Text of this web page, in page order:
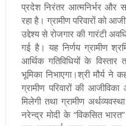
प्रदेश निरंतर आत्मनिर्भर और
रहा है। ग्रामीण परिवारों को
उद्देश्य से रोजगार की गारंटी
गई है। यह निर्णय ग्रामीण
आर्थिक गतिविधियों के
भूमिका निभाएगा।श्री मौर्य ने
ग्रामीण परिवारों की
मिलेगी तथा ग्रामीण
नरेन्द्र मोदी के “विकसित